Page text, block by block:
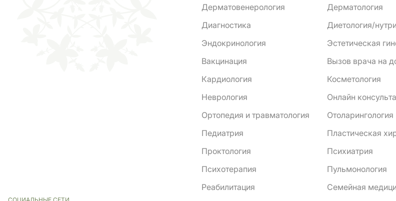
Дерматовенерология
Дерматология
Диагностика
Диетология/
Эндокринология
Эстетическая
Вакцинация
Вызов врача на
Кардиология
Косметология
Неврология
Онлайн
Ортопедия и травматология
Отоларингология
Педиатрия
Пластическая
Проктология
Психиатрия
Психотерапия
Пульмонология
Реабилитация
Семейная